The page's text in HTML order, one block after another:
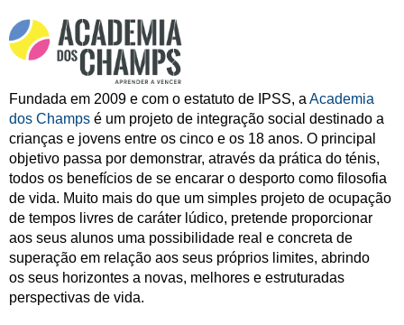
Fundada em 2009 e com o estatuto de IPSS, a Academia
dos Champs é um projeto de integração social destinado a
crianças e jovens entre os cinco e os 18 anos. O principal
objetivo passa por demonstrar, através da prática do ténis,
todos os benefícios de se encarar o desporto como filosofia
de vida. Muito mais do que um simples projeto de ocupação
de tempos livres de caráter lúdico, pretende proporcionar
aos seus alunos uma possibilidade real e concreta de
superação em relação aos seus próprios limites, abrindo
os seus horizontes a novas, melhores e estruturadas
perspectivas de vida.